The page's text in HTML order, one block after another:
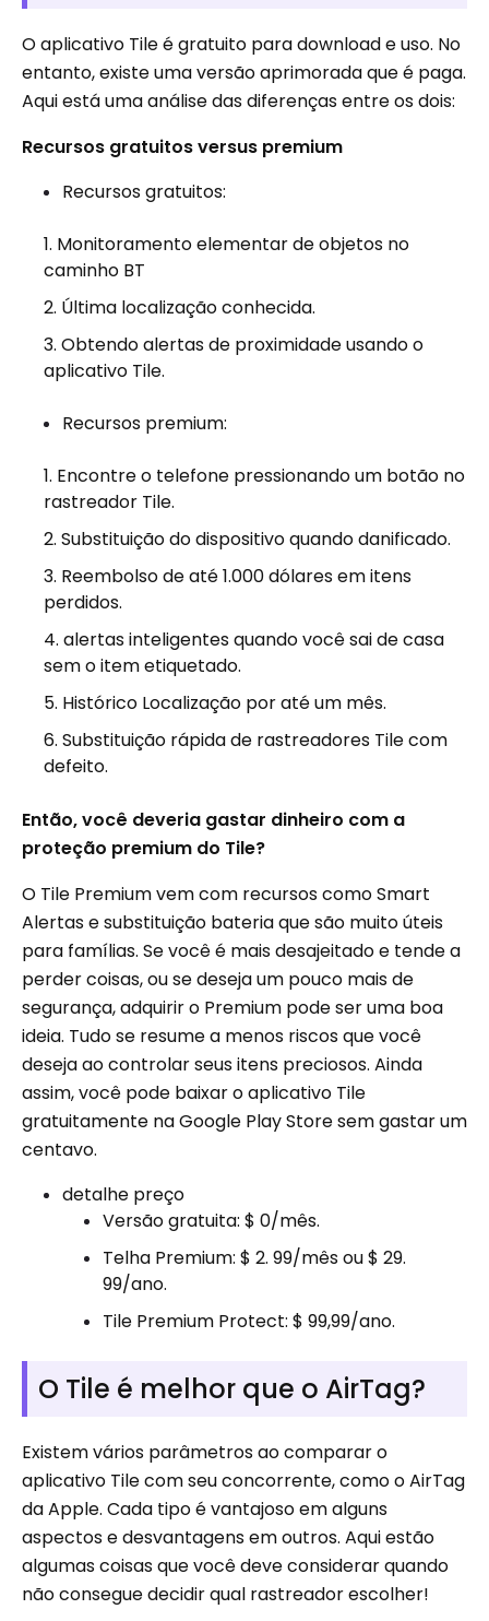
O aplicativo Tile é gratuito para download e uso. No
entanto, existe uma versão aprimorada que é paga.
Aqui está uma análise das diferenças entre os dois:
Recursos gratuitos versus premium
Recursos gratuitos:
Monitoramento elementar de objetos no
caminho BT
Última localização conhecida.
Obtendo alertas de proximidade usando o
aplicativo Tile.
Recursos premium:
Encontre o telefone pressionando um botão no
rastreador Tile.
Substituição do dispositivo quando danificado.
Reembolso de até 1.000 dólares em itens
perdidos.
alertas inteligentes quando você sai de casa
sem o item etiquetado.
Histórico Localização por até um mês.
Substituição rápida de rastreadores Tile com
defeito.
Então, você deveria gastar dinheiro com a
proteção premium do Tile?
O Tile Premium vem com recursos como Smart
Alertas e substituição bateria que são muito úteis
para famílias. Se você é mais desajeitado e tende a
perder coisas, ou se deseja um pouco mais de
segurança, adquirir o Premium pode ser uma boa
ideia. Tudo se resume a menos riscos que você
deseja ao controlar seus itens preciosos. Ainda
assim, você pode baixar o aplicativo Tile
gratuitamente na Google Play Store sem gastar um
centavo.
detalhe preço
Versão gratuita: $ 0/mês.
Telha Premium: $ 2. 99/mês ou $ 29.
99/ano.
Tile Premium Protect: $ 99,99/ano.
O Tile é melhor que o AirTag?
Existem vários parâmetros ao comparar o
aplicativo Tile com seu concorrente, como o AirTag
da Apple. Cada tipo é vantajoso em alguns
aspectos e desvantagens em outros. Aqui estão
algumas coisas que você deve considerar quando
não consegue decidir qual rastreador escolher!